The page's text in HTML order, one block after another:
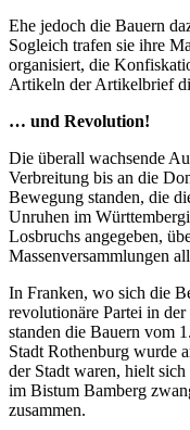
Ehe jedoch die Bauern
Sogleich trafen sie ihre
organisiert, die
Artikeln der Artikelbrief
… und Revolution!
Die überall wachsende
Verbreitung bis an die
Bewegung standen, die
Unruhen im
Losbruchs angegeben,
Massenversammlungen
In Franken, wo sich die
revolutionäre Partei in
standen die Bauern vom
Stadt Rothenburg wurde
der Stadt waren, hielt
im Bistum Bamberg
zusammen.